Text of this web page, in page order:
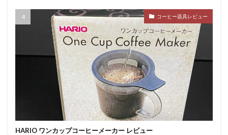
コーヒー器具レビュー
HARIO ワンカップコーヒーメーカー レビュー